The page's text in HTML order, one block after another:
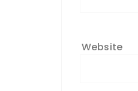
Website